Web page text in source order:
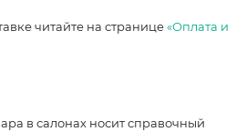
читайте на странице«Оплата и
в салонах носит справочный